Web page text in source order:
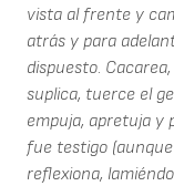
vista al frente y
atrás y para
dispuesto.
suplica, tuerce el
empuja, apretuja y
fue testigo
reflexiona,